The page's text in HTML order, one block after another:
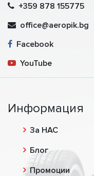
+359 878 155775
office@aeropik.bg
Facebook
YouTube
Информация
За НАС
Блог
Промоции